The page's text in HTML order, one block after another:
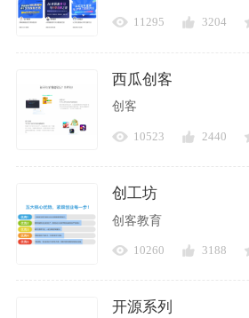
11295 3204
西瓜创客
创客
10523 2440
创工坊
创客教育
10260 3188
开源系列